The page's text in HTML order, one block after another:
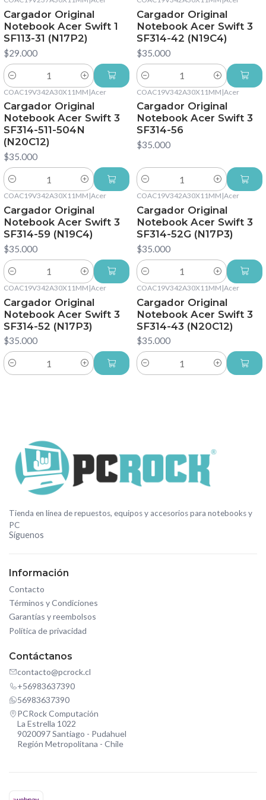
Cargador Original
Notebook Acer Swift 1
SF113-31 (N17P2)
$29.000
Cantidad
Cargador Original
Notebook Acer Swift 3
SF314-42 (N19C4)
$35.000
Cantidad
COAC19V342A30X11MM |Acer
Cargador Original
Notebook Acer Swift 3
SF314-511-504N
(N20C12)
$35.000
Cantidad
COAC19V342A30X11MM |Acer
Cargador Original
Notebook Acer Swift 3
SF314-56
$35.000
Cantidad
COAC19V342A30X11MM |Acer
Cargador Original
Notebook Acer Swift 3
SF314-59 (N19C4)
$35.000
Cantidad
COAC19V342A30X11MM |Acer
Cargador Original
Notebook Acer Swift 3
SF314-52G (N17P3)
$35.000
Cantidad
COAC19V342A30X11MM |Acer
Cargador Original
Notebook Acer Swift 3
SF314-52 (N17P3)
$35.000
Cantidad
COAC19V342A30X11MM |Acer
Cargador Original
Notebook Acer Swift 3
SF314-43 (N20C12)
$35.000
Cantidad
Tienda en línea de repuestos, equipos y accesorios para notebooks y
PC
Síguenos
Información
Contacto
Términos y Condiciones
Garantías y reembolsos
Política de privacidad
Contáctanos
contacto@pcrock.cl
+56983637390
56983637390
PCRock Computación
La Estrella 1022
9020097 Santiago - Pudahuel
Región Metropolitana - Chile